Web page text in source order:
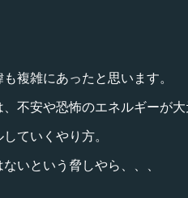
複雑にあったと思います。
不安や恐怖のエネルギーが大
ていくやり方。
いという脅しやら、、、